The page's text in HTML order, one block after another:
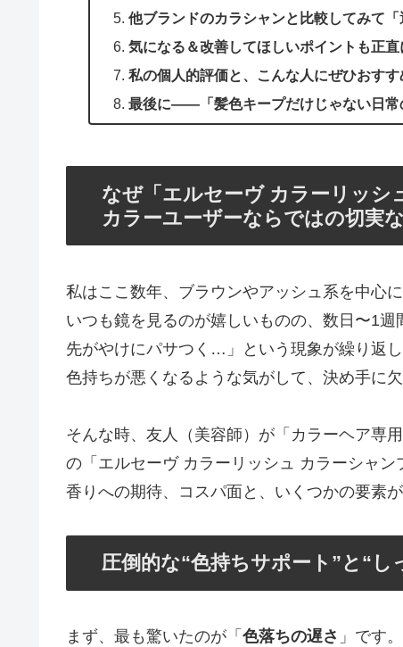
他ブランドのカラシャンと比較してみて
気になる＆改善してほしいポイントも正直
私の個人的評価と、こんな人にぜひおすす
最後に――「髪色キープだけじゃない日常
なぜ「エルセーヴ カラーリッシ
カラーユーザーならではの切実
私はここ数年、ブラウンやアッシュ系を中心
いつも鏡を見るのが嬉しいものの、数日〜1
先がやけにパサつく…」という現象が繰り返
色持ちが悪くなるような気がして、決め手に欠
そんな時、友人（美容師）が「カラーヘア専
の「エルセーヴ カラーリッシュ カラーシャン
香りへの期待、コスパ面と、いくつかの要素
圧倒的な“色持ちサポート”と“
まず、最も驚いたのが「 色落ちの遅さ 」です